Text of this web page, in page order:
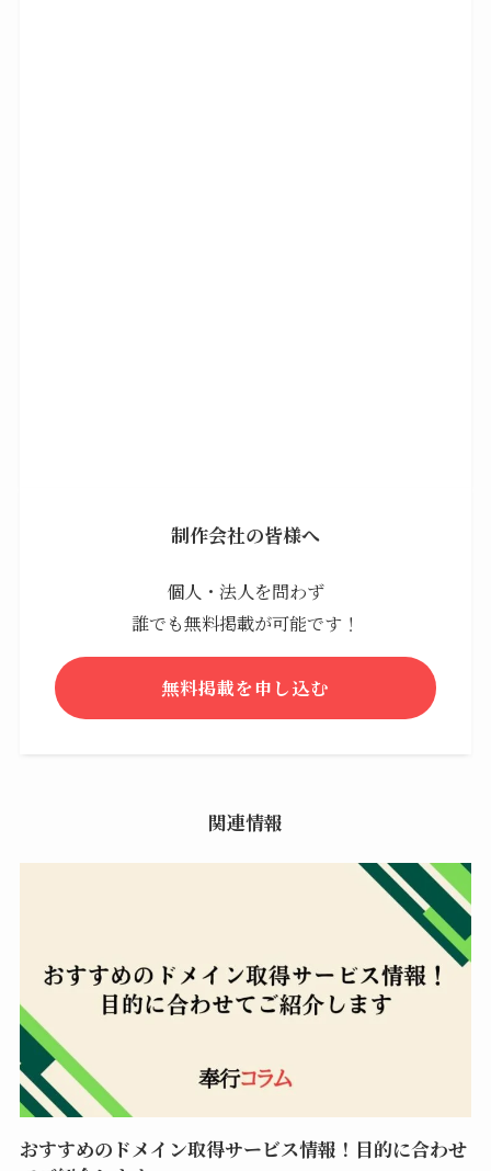
制作会社の皆様へ
個人・法人を問わず
誰でも無料掲載が可能です！
無料掲載を申し込む
関連情報
おすすめのドメイン取得サービス情報！目的に合わせ